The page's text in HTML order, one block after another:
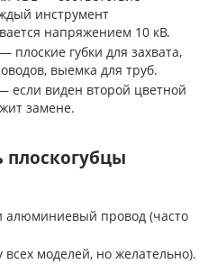
инструмент
напряжением 10 кВ.
губки для захвата,
выемка для труб.
если виден второй цветной
замене.
алюминиевый провод (часто
моделей, но желательно).